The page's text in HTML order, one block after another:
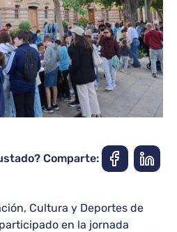
Comparte:
Cultura y Deportes de
en la jornada